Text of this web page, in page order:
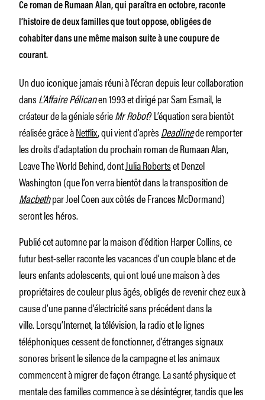
Ce roman de Rumaan Alan, qui paraîtra en octobre, raconte
l’histoire de deux familles que tout oppose, obligées de
cohabiter dans une même maison suite à une coupure de
courant.
Un duo iconique jamais réuni à l’écran depuis leur collaboration
dansL’Affaire Pélicanen 1993 et dirigé par Sam Esmail, le
créateur de la géniale sérieMr Robot? L’équation sera bientôt
réalisée grâce àNetflix, qui vient d’aprèsDeadlinede remporter
les droits d’adaptation du prochain roman de Rumaan Alan,
Leave The World Behind,dontJulia Robertset Denzel
Washington (que l’on verra bientôt dans la transposition de
Macbethpar Joel Coen aux côtés de Frances McDormand)
seront les héros.
Publié cet automne par la maison d’édition Harper Collins, ce
futur best-seller raconte les vacances d’un couple blanc et de
leurs enfants adolescents, qui ont loué une maison à des
propriétaires de couleur plus âgés, obligés de revenir chez eux à
cause d’une panne d’électricité sans précédent dans la
ville. Lorsqu’Internet, la télévision, la radio et le lignes
téléphoniques cessent de fonctionner, d’étranges signaux
sonores brisent le silence de la campagne et les animaux
commencent à migrer de façon étrange. La santé physique et
mentale des familles commence à se désintégrer, tandis que les